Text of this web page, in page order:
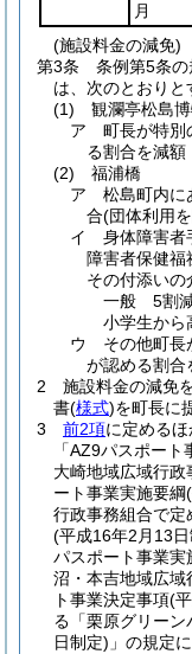
月
(施設料金の減免)
第3条
条例第5条
は、次のとおりと
(1)
観瀾亭松島
ア
町長が特
る割合を減額
(2)
福浦橋
ア
松島町内に
合(団体利用
イ
身体障害者
障害者保健
その付添いの
一般 5割
小学生か
ウ
その他町
が認める割合
2
施設料金の減免
書(様式)を町長に
3
前2項に定める
「AZ9パスポート
大崎地域広域行
ート事業実施要綱
行政事務組合で定
(平成16年2月13
パスポート事業実
沼・本吉地域広域
ト事業決定事項(
る「栗原グリーン
日制定) 」の規定